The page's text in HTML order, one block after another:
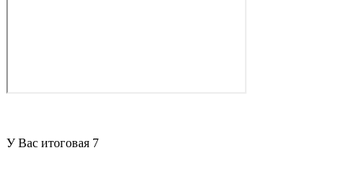
У Вас итоговая 7